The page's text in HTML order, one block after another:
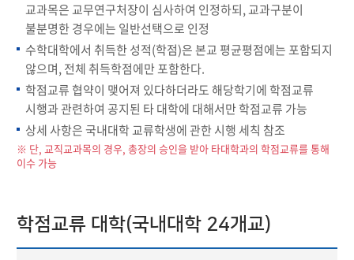
교과목은 교무연구처장이 심사하여 인정하되, 교과구분이
불분명한 경우에는 일반선택으로 인정
수학대학에서 취득한 성적(학점)은 본교 평균평점에는 포함되지
않으며, 전체 취득학점에만 포함한다.
학점교류 협약이 맺어져 있다하더라도 해당학기에 학점교류
시행과 관련하여 공지된 타 대학에 대해서만 학점교류 가능
상세 사항은 국내대학 교류학생에 관한 시행 세칙 참조
※ 단, 교직교과목의 경우, 총장의 승인을 받아 타대학과의 학점교류를 통해
이수 가능
학점교류 대학(국내대학 24개교)